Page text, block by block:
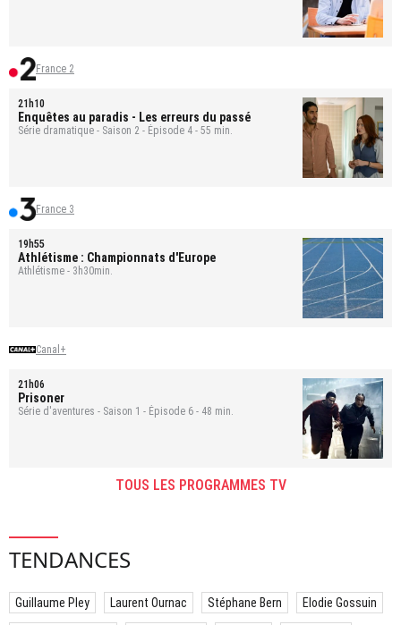
France 2
21h10
Enquêtes au paradis - Les erreurs du passé
Série dramatique - Saison 2 - Épisode 4 - 55 min.
France 3
19h55
Athlétisme : Championnats d'Europe
Athlétisme - 3h30min.
Canal+
21h06
Prisoner
Série d'aventures - Saison 1 - Épisode 6 - 48 min.
TOUS LES PROGRAMMES TV
TENDANCES
Guillaume Pley Laurent Ournac Stéphane Bern Elodie Gossuin